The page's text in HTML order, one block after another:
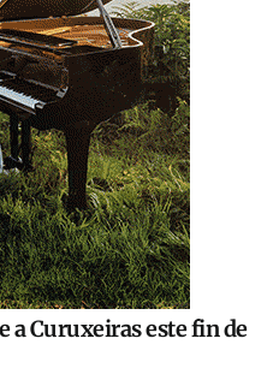
a Curuxeiras este fin de